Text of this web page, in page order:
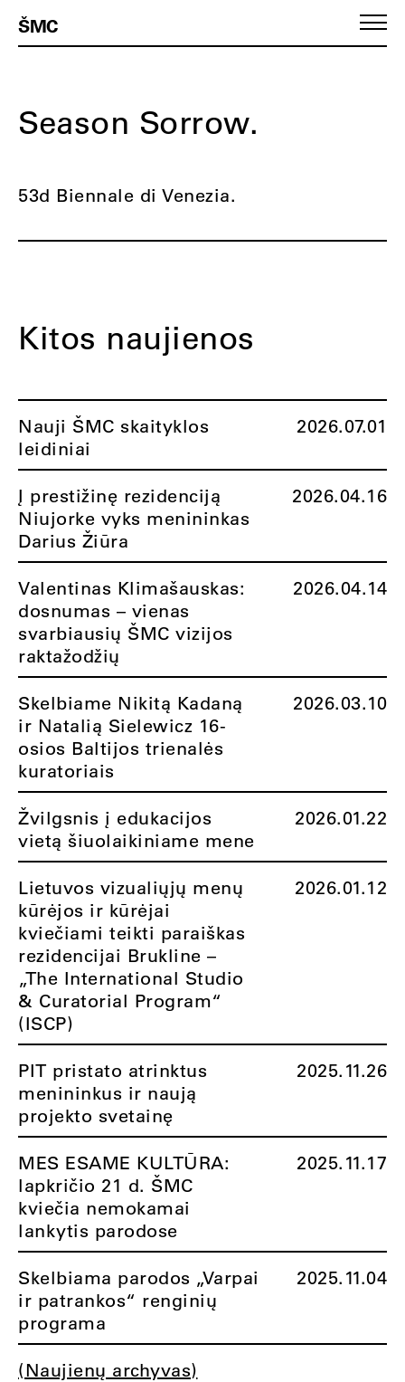
ŠMC
Season Sorrow.
53d Biennale di Venezia.
Kitos naujienos
Nauji ŠMC skaityklos
leidiniai
2026.07.01
Į prestižinę rezidenciją
Niujorke vyks menininkas
Darius Žiūra
2026.04.16
Valentinas Klimašauskas:
dosnumas – vienas
svarbiausių ŠMC vizijos
raktažodžių
2026.04.14
Skelbiame Nikitą Kadaną
ir Natalią Sielewicz 16-
osios Baltijos trienalės
kuratoriais
2026.03.10
Žvilgsnis į edukacijos
vietą šiuolaikiniame mene
2026.01.22
Lietuvos vizualiųjų menų
kūrėjos ir kūrėjai
kviečiami teikti paraiškas
rezidencijai Brukline –
„The International Studio
& Curatorial Program“
(ISCP)
2026.01.12
PIT pristato atrinktus
menininkus ir naują
projekto svetainę
2025.11.26
MES ESAME KULTŪRA:
lapkričio 21 d. ŠMC
kviečia nemokamai
lankytis parodose
2025.11.17
Skelbiama parodos „Varpai
ir patrankos“ renginių
programa
2025.11.04
(Naujienų archyvas)